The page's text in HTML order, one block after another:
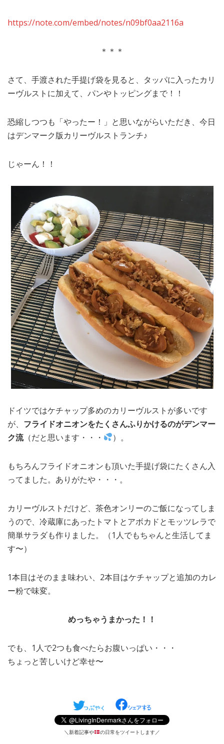
https://note.com/embed/notes/n09bf0aa2116a
＊＊＊
さて、手渡された手提げ袋を見ると、タッパに入ったカリ
ーヴルストに加えて、パンやトッピングまで！！
恐縮しつつも「やったー！」と思いながらいただき、今日
はデンマーク版カリーヴルストランチ♪
じゃーん！！
ドイツではケチャップ多めのカリーヴルストが多いです
が、 フライドオニオンをたくさんふりかけるのがデンマー
ク流（だと思います・・・ ）。
もちろんフライドオニオンも頂いた手提げ袋にたくさん入
ってました。ありがたや・・・。
カリーヴルストだけど、茶色オンリーのご飯になってしま
うので、冷蔵庫にあったトマトとアボカドとモッツレラで
簡単サラダも作りました。（1人でもちゃんと生活してま
す〜）
1本目はそのまま味わい、2本目はケチャップと追加のカレ
ー粉で味変。
めっちゃうまかった！！
でも、1人で2つも食べたらお腹いっぱい・・・
ちょっと苦しいけど幸せ〜
＼新着記事や の日常をツイートします／